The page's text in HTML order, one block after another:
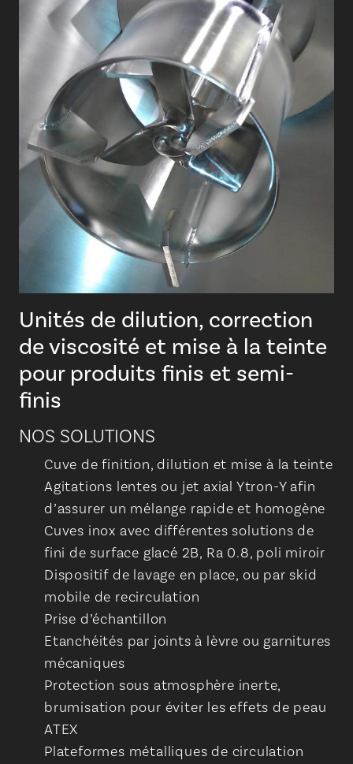
Unités de dilution, correction
de viscosité et mise à la teinte
pour produits finis et semi-
finis
NOS SOLUTIONS
Cuve de finition, dilution et mise à la teinte
Agitations lentes ou jet axial Ytron-Y afin
d’assurer un mélange rapide et homogène
Cuves inox avec différentes solutions de
fini de surface glacé 2B, Ra 0.8, poli miroir
Dispositif de lavage en place, ou par skid
mobile de recirculation
Prise d’échantillon
Etanchéités par joints à lèvre ou garnitures
mécaniques
Protection sous atmosphère inerte,
brumisation pour éviter les effets de peau
ATEX
Plateformes métalliques de circulation